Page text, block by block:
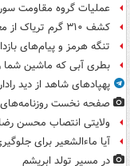
عملیات گروه مقاومت
کشف ۳۱۰ گرم تریاک از معده مسافر اتوبوس در قاینات
تنگه هرمز و پیام‌های
بطری آبی که ماشین
پهپادهای شاهد از دید
صفحه نخست روزنامه‌های دوشنبه ۱۹
ولایتی انتصاب محسن
آیا ماءالشعیر برای
در مسیر تولد ابریشم